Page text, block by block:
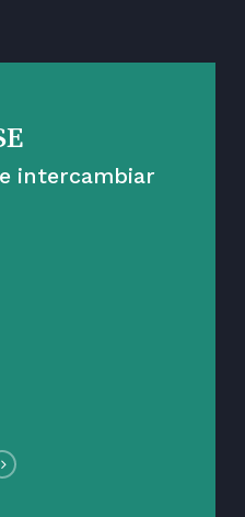
intercambiar